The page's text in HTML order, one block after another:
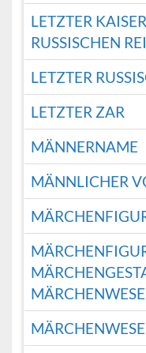
LETZTER
RUSSISCHEN
LETZTER
LETZTER ZAR
MÄNNERNAME
MÄNNLICHER